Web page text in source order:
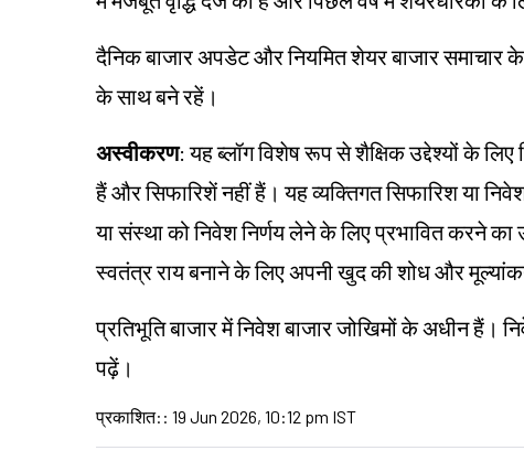
दैनिक बाजार अपडेट और नियमित शेयर बाजार समाचार
के साथ बने रहें।
अस्वीकरण: यह ब्लॉग विशेष रूप से शैक्षिक उद्देश्यों के
हैं और सिफारिशें नहीं हैं। यह व्यक्तिगत सिफारिश या
या संस्था को निवेश निर्णय लेने के लिए प्रभावित करने का
स्वतंत्र राय बनाने के लिए अपनी खुद की शोध और
प्रतिभूति बाजार में निवेश बाजार जोखिमों के अधीन हैं।
पढ़ें।
प्रकाशित: : 19 Jun 2026, 10:12 pm IST